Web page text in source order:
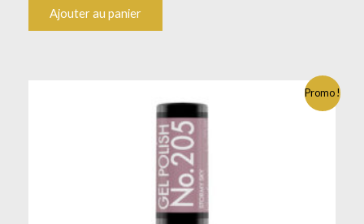
Ajouter au panier
Promo !